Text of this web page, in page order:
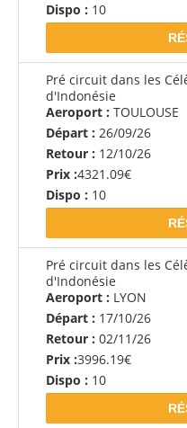
Dispo : 10
Pré circuit dans les
d'Indonésie
Aeroport : TOULOUSE
Départ : 26/09/26
Retour : 12/10/26
Prix :4321.09€
Dispo : 10
Pré circuit dans les
d'Indonésie
Aeroport : LYON
Départ : 17/10/26
Retour : 02/11/26
Prix :3996.19€
Dispo : 10